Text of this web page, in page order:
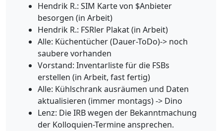
Hendrik R.: SIM Karte von $Anbieter
besorgen (in Arbeit)
Hendrik R.: FSRler Plakat (in Arbeit)
Alle: Küchentücher (Dauer-ToDo)-> noch
saubere vorhanden
Vorstand: Inventarliste für die FSBs
erstellen (in Arbeit, fast fertig)
Alle: Kühlschrank ausräumen und Daten
aktualisieren (immer montags) -> Dino
Lenz: Die IRB wegen der Bekanntmachung
der Kolloquien-Termine ansprechen.